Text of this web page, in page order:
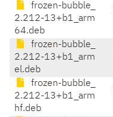
frozen-bubble_
2.212-13+b1_arm
64.deb
frozen-bubble_
2.212-13+b1_arm
el.deb
frozen-bubble_
2.212-13+b1_arm
hf.deb